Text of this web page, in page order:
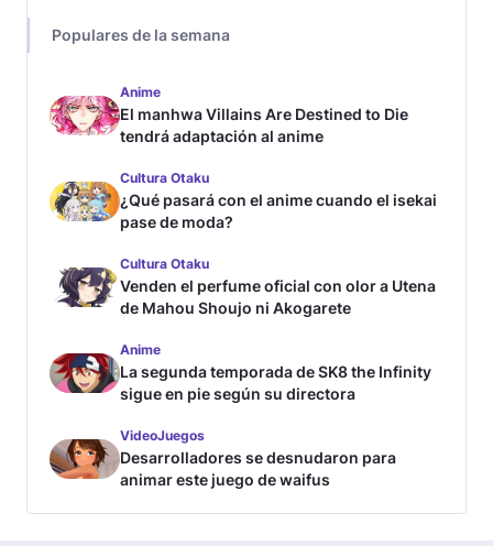
Populares de la semana
Anime
El manhwa Villains Are Destined to Die
tendrá adaptación al anime
Cultura Otaku
¿Qué pasará con el anime cuando el isekai
pase de moda?
Cultura Otaku
Venden el perfume oficial con olor a Utena
de Mahou Shoujo ni Akogarete
Anime
La segunda temporada de SK8 the Infinity
sigue en pie según su directora
VideoJuegos
Desarrolladores se desnudaron para
animar este juego de waifus